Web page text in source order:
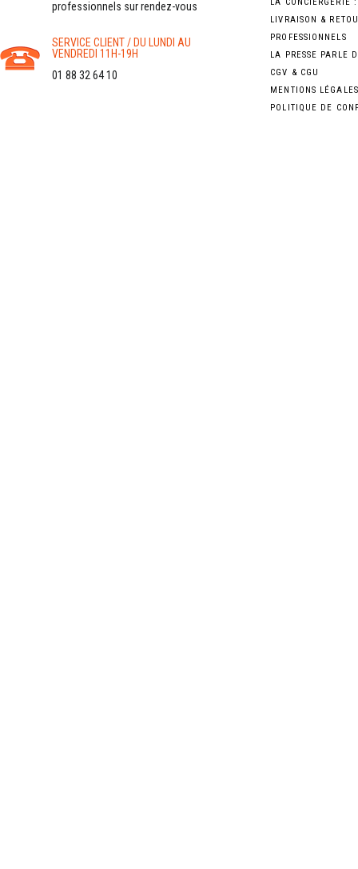
professionnels sur rendez-vous
SERVICE CLIENT / DU LUNDI AU
VENDREDI 11H-19H
01 88 32 64 10
LIVRAISON &
PROFESSIONNELS
LA PRESSE PARLE
CGV & CGU
MENTIONS LÉGALES
POLITIQUE DE